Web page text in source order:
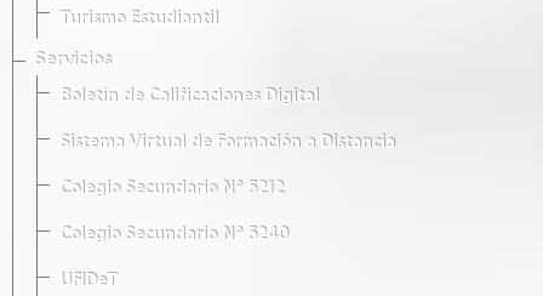
Turismo Estudiantil
Servicios
Boletín de Calificaciones Digital
Sistema Virtual de Formación a Distancia
Colegio Secundario Nº 5212
Colegio Secundario Nº 5240
UFIDeT